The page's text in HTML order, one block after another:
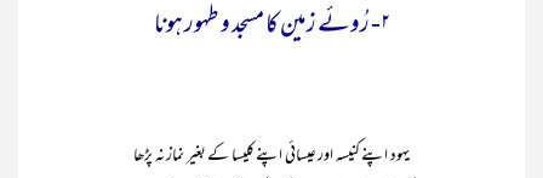
۲- رُوئے زمین کا مسجد و طہور ہونا
یہود اپنے کنیسہ اور عیسائی اپنے کلیسا کے بغیر نماز نہ پڑھا